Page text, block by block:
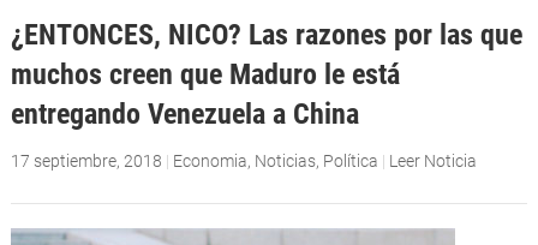
¿ENTONCES, NICO? Las razones por las que
muchos creen que Maduro le está
entregando Venezuela a China
17 septiembre, 2018 | Economia, Noticias, Política | Leer Noticia